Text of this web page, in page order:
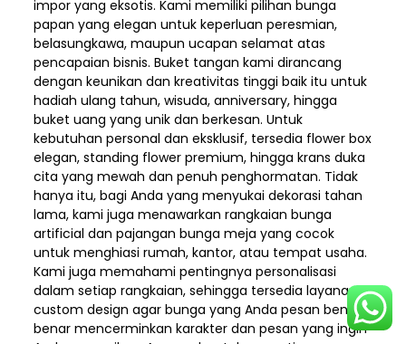
impor yang eksotis. Kami memiliki pilihan bunga
papan yang elegan untuk keperluan peresmian,
belasungkawa, maupun ucapan selamat atas
pencapaian bisnis. Buket tangan kami dirancang
dengan keunikan dan kreativitas tinggi baik itu untuk
hadiah ulang tahun, wisuda, anniversary, hingga
buket uang yang unik dan berkesan. Untuk
kebutuhan personal dan eksklusif, tersedia flower box
elegan, standing flower premium, hingga krans duka
cita yang mewah dan penuh penghormatan. Tidak
hanya itu, bagi Anda yang menyukai dekorasi tahan
lama, kami juga menawarkan rangkaian bunga
artificial dan pajangan bunga meja yang cocok
untuk menghiasi rumah, kantor, atau tempat usaha.
Kami juga memahami pentingnya personalisasi
dalam setiap rangkaian, sehingga tersedia layanan
custom design agar bunga yang Anda pesan benar-
benar mencerminkan karakter dan pesan yang ingin